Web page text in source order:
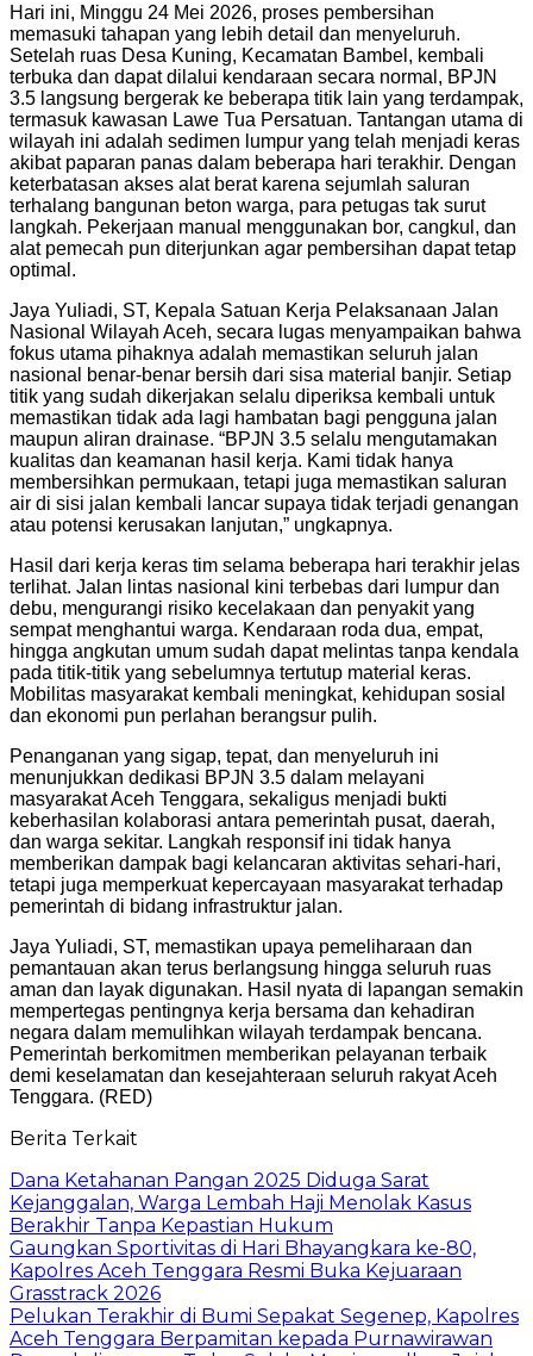
Hari ini, Minggu 24 Mei 2026, proses pembersihan
memasuki tahapan yang lebih detail dan menyeluruh.
Setelah ruas Desa Kuning, Kecamatan Bambel, kembali
terbuka dan dapat dilalui kendaraan secara normal, BPJN
3.5 langsung bergerak ke beberapa titik lain yang terdampak,
termasuk kawasan Lawe Tua Persatuan. Tantangan utama di
wilayah ini adalah sedimen lumpur yang telah menjadi keras
akibat paparan panas dalam beberapa hari terakhir. Dengan
keterbatasan akses alat berat karena sejumlah saluran
terhalang bangunan beton warga, para petugas tak surut
langkah. Pekerjaan manual menggunakan bor, cangkul, dan
alat pemecah pun diterjunkan agar pembersihan dapat tetap
optimal.
Jaya Yuliadi, ST, Kepala Satuan Kerja Pelaksanaan Jalan
Nasional Wilayah Aceh, secara lugas menyampaikan bahwa
fokus utama pihaknya adalah memastikan seluruh jalan
nasional benar-benar bersih dari sisa material banjir. Setiap
titik yang sudah dikerjakan selalu diperiksa kembali untuk
memastikan tidak ada lagi hambatan bagi pengguna jalan
maupun aliran drainase. “BPJN 3.5 selalu mengutamakan
kualitas dan keamanan hasil kerja. Kami tidak hanya
membersihkan permukaan, tetapi juga memastikan saluran
air di sisi jalan kembali lancar supaya tidak terjadi genangan
atau potensi kerusakan lanjutan,” ungkapnya.
Hasil dari kerja keras tim selama beberapa hari terakhir jelas
terlihat. Jalan lintas nasional kini terbebas dari lumpur dan
debu, mengurangi risiko kecelakaan dan penyakit yang
sempat menghantui warga. Kendaraan roda dua, empat,
hingga angkutan umum sudah dapat melintas tanpa kendala
pada titik-titik yang sebelumnya tertutup material keras.
Mobilitas masyarakat kembali meningkat, kehidupan sosial
dan ekonomi pun perlahan berangsur pulih.
Penanganan yang sigap, tepat, dan menyeluruh ini
menunjukkan dedikasi BPJN 3.5 dalam melayani
masyarakat Aceh Tenggara, sekaligus menjadi bukti
keberhasilan kolaborasi antara pemerintah pusat, daerah,
dan warga sekitar. Langkah responsif ini tidak hanya
memberikan dampak bagi kelancaran aktivitas sehari-hari,
tetapi juga memperkuat kepercayaan masyarakat terhadap
pemerintah di bidang infrastruktur jalan.
Jaya Yuliadi, ST, memastikan upaya pemeliharaan dan
pemantauan akan terus berlangsung hingga seluruh ruas
aman dan layak digunakan. Hasil nyata di lapangan semakin
mempertegas pentingnya kerja bersama dan kehadiran
negara dalam memulihkan wilayah terdampak bencana.
Pemerintah berkomitmen memberikan pelayanan terbaik
demi keselamatan dan kesejahteraan seluruh rakyat Aceh
Tenggara. (RED)
Berita Terkait
Dana Ketahanan Pangan 2025 Diduga Sarat
Kejanggalan, Warga Lembah Haji Menolak Kasus
Berakhir Tanpa Kepastian Hukum
Gaungkan Sportivitas di Hari Bhayangkara ke-80,
Kapolres Aceh Tenggara Resmi Buka Kejuaraan
Grasstrack 2026
Pelukan Terakhir di Bumi Sepakat Segenep, Kapolres
Aceh Tenggara Berpamitan kepada Purnawirawan